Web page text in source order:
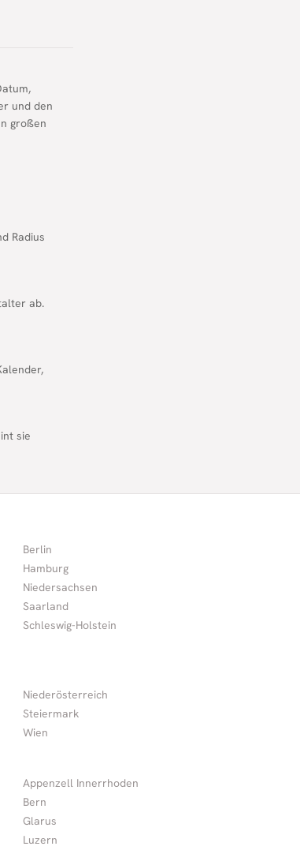
und den
großen
Radius
ab.
sie
Berlin
Hamburg
Niedersachsen
Saarland
Schleswig-Holstein
Niederösterreich
Steiermark
Wien
Appenzell Innerrhoden
Bern
Glarus
Luzern